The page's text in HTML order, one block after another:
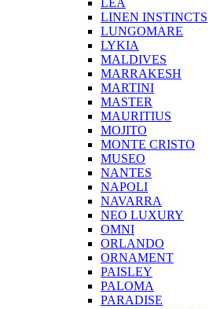
LEA
LINEN INSTINCTS
LUNGOMARE
LYKIA
MALDIVES
MARRAKESH
MARTINI
MASTER
MAURITIUS
MOJITO
MONTE CRISTO
MUSEO
NANTES
NAPOLI
NAVARRA
NEO LUXURY
OMNI
ORLANDO
ORNAMENT
PAISLEY
PALOMA
PARADISE